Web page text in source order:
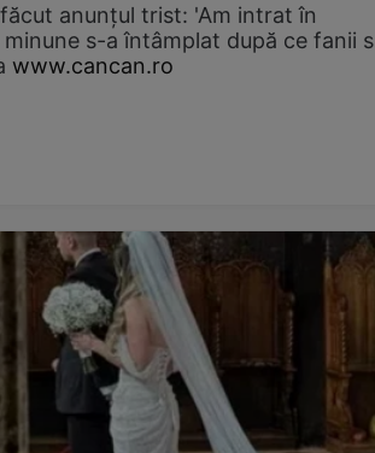
făcut anunțul trist: 'Am intrat în
s-a întâmplat după ce fanii
www.cancan.ro